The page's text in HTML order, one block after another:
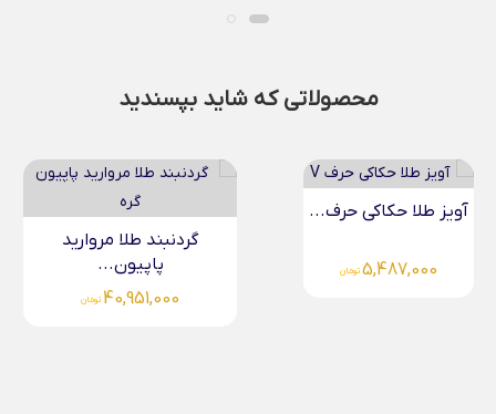
محصولاتی که شاید بپسندید
پاپیون...
دستبند قلبی طلا مینیمال...
2,450,000